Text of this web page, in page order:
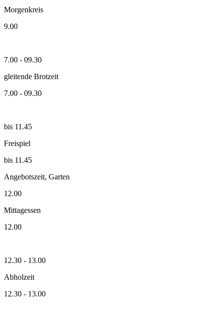
Morgenkreis
9.00
7.00 - 09.30
gleitende Brotzeit
7.00 - 09.30
bis 11.45
Freispiel
bis 11.45
Angebotszeit, Garten
12.00
Mittagessen
12.00
12.30 - 13.00
Abholzeit
12.30 - 13.00